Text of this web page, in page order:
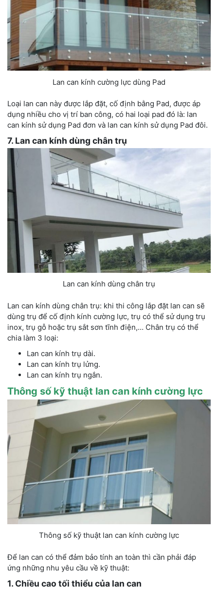
Lan can kính cường lực dùng Pad
Loại lan can này được lắp đặt, cố định bằng Pad, được áp
dụng nhiều cho vị trí ban công, có hai loại pad đó là: lan
can kính sử dụng Pad đơn và lan can kính sử dụng Pad đôi.
7. Lan can kính dùng chân trụ
Lan can kính dùng chân trụ
Lan can kính dùng chân trụ: khi thi công lắp đặt lan can sẽ
dùng trụ để cố định kính cường lực, trụ có thể sử dụng trụ
inox, trụ gỗ hoặc trụ sắt sơn tĩnh điện,… Chân trụ có thể
chia làm 3 loại:
Lan can kính trụ dài.
Lan can kính trụ lửng.
Lan can kính trụ ngắn.
Thông số kỹ thuật lan can kính cường lực
Thông số kỹ thuật lan can kính cường lực
Để lan can có thể đảm bảo tính an toàn thì cần phải đáp
ứng những nhu yêu cầu về kỹ thuật:
1. Chiều cao tối thiểu của lan can